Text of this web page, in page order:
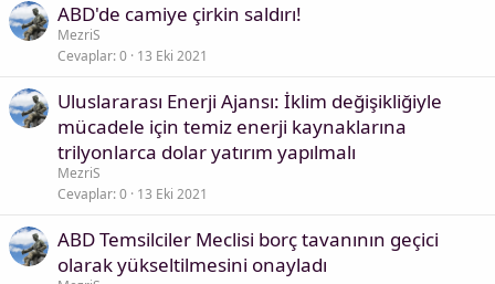
ABD'de camiye çirkin saldırı!
MezriS
Cevaplar 0 13 Eki 2021
Uluslararası Enerji Ajansı: İklim değişikliğiyle
mücadele için temiz enerji kaynaklarına
trilyonlarca dolar yatırım yapılmalı
MezriS
Cevaplar 0 13 Eki 2021
ABD Temsilciler Meclisi borç tavanının geçici
olarak yükseltilmesini onayladı